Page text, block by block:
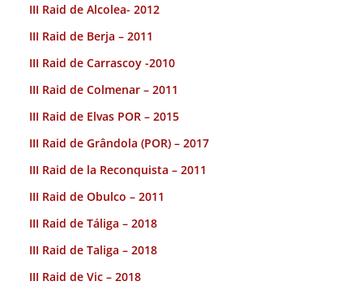
III Raid de Alcolea- 2012
III Raid de Berja – 2011
III Raid de Carrascoy -2010
III Raid de Colmenar – 2011
III Raid de Elvas POR – 2015
III Raid de Grândola (POR) – 2017
III Raid de la Reconquista – 2011
III Raid de Obulco – 2011
III Raid de Táliga – 2018
III Raid de Taliga – 2018
III Raid de Vic – 2018